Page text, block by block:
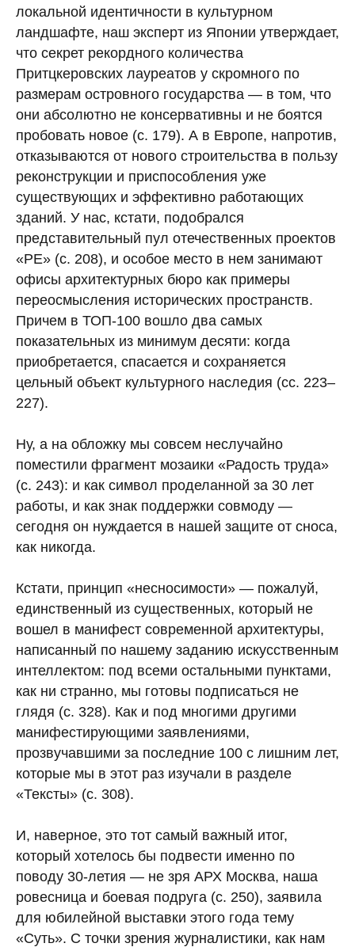
локальной идентичности в культурном
ландшафте, наш эксперт из Японии утверждает,
что секрет рекордного количества
Притцкеровских лауреатов у скромного по
размерам островного государства — в том, что
они абсолютно не консервативны и не боятся
пробовать новое (с. 179). А в Европе, напротив,
отказываются от нового строительства в пользу
реконструкции и приспособления уже
существующих и эффективно работающих
зданий. У нас, кстати, подобрался
представительный пул отечественных проектов
«РЕ» (с. 208), и ­особое место в нем занимают
офисы архитектурных бюро как примеры
переосмысления исторических пространств.
Причем в ТОП‑100 вошло два самых
показательных из минимум десяти: когда
приобретается, спасается и сохраняется
цельный объект культурного наследия (сс. 223–
227).
Ну, а на обложку мы совсем неслучайно
поместили фрагмент мозаики «Радость труда»
(с. 243): и как символ проделанной за 30 лет
работы, и как знак поддержки совмоду —
сегодня он нуждается в нашей защите от сноса,
как никогда.
Кстати, принцип «несносимости» — пожалуй,
единственный из существенных, который не
вошел в манифест современной архитектуры,
написанный по нашему заданию искусственным
интеллектом: под всеми остальными пунктами,
как ни странно, мы готовы подписаться не
глядя (с. 328). Как и под многими другими
манифестирующими заявлениями,
прозвучавшими за последние 100 с лишним лет,
которые мы в этот раз изучали в разделе
«Тексты» (с. 308).
И, наверное, это тот самый важный итог,
который хотелось бы подвести именно по
поводу 30‑летия — не зря АРХ Москва, наша
ровесница и боевая подруга (с. 250), заявила
для юбилейной выставки этого года тему
«Суть». С точки зрения журналистики, как нам